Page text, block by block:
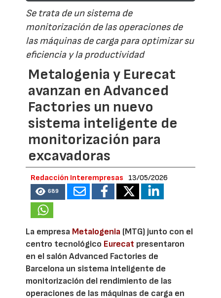
Se trata de un sistema de
monitorización de las operaciones de
las máquinas de carga para optimizar su
eficiencia y la productividad
Metalogenia y Eurecat
avanzan en Advanced
Factories un nuevo
sistema inteligente de
monitorización para
excavadoras
Redacción Interempresas 13/05/2026
689
La empresa Metalogenia (MTG) junto con el
centro tecnológico Eurecat presentaron
en el salón Advanced Factories de
Barcelona un sistema inteligente de
monitorización del rendimiento de las
operaciones de las máquinas de carga en